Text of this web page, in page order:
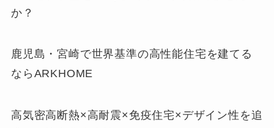
か？
鹿児島・宮崎で世界基準の高性能住宅を建てる
ならARKHOME
高気密高断熱×高耐震×免疫住宅×デザイン性を追